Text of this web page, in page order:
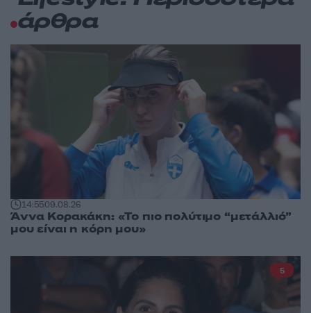
άρθρα
14:5509.08.26
Άννα Κορακάκη: «Το πιο πολύτιμο “μετάλλιό”
μου είναι η κόρη μου»
5